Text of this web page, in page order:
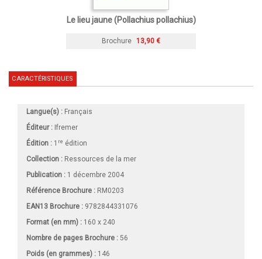
Le lieu jaune (Pollachius pollachius)
Brochure 13,90 €
CARACTÉRISTIQUES
Langue(s) : Français
Éditeur : Ifremer
Édition : 1 re édition
Collection : Ressources de la mer
Publication : 1 décembre 2004
Référence Brochure : RM0203
EAN13 Brochure : 9782844331076
Format (en mm) : 160 x 240
Nombre de pages Brochure : 56
Poids (en grammes) : 146